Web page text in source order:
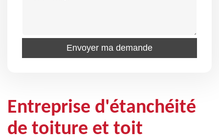
Entreprise d'étanchéité
de toiture et toit